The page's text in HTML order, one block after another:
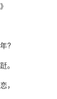
?
。
，